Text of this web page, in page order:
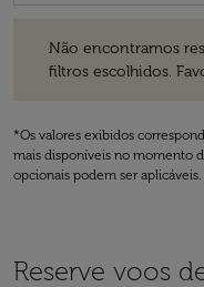
Não encontramos
filtros escolhidos.
*Os valores exibidos
mais disponíveis no momento
opcionais podem ser aplicáveis.
Reserve voos